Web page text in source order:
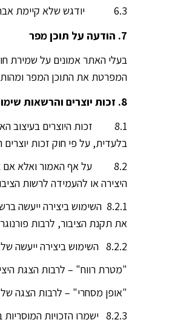
6.3 יודגש שלא קיימת אבחנה בין סימון קישורים פנימיים לקישורים יוצאים וכי באחריות הגולש לוודא את כתובת ה- URL אליו מפנה קישור טרם השימוש בו.
7. הודעה על תוכן מפר
בעלי האתר אמונים על שמירת
המפרטת את התוכן המפר
8. זכות יוצרים והרשאות שימוש
8.1 זכות היוצרים בעיצוב
בלעדית, על פי חוק זכות יוצרים התשס"ח-2007, לבעל זכות היוצרים ללא קבלת
8.2 על אף האמור ואלא אם
היצירה או להעמידה לרשות
את תקנת הציבור, לרבות
8.2.2 השימוש ביצירה ייעשה שלא למטרת רווח ושלא באופן מסחרי.
"מטרת רווח" – לרבות הצגת
"אופן מסחרי" – לרבות הצגה של מעל 20 יצירות אשר נלקחו מהאתר על ידי יישות משפטית
8.2.3 ישמרו הזכויות המוסריות ביצירה –